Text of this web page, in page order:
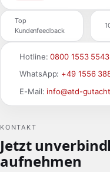
KONTAKT
Jetzt
aufnehmen
Top
Kundenfeedback
Hotline:0800 1553 5543
WhatsApp: +49 1556
E-Mail: info@atd-